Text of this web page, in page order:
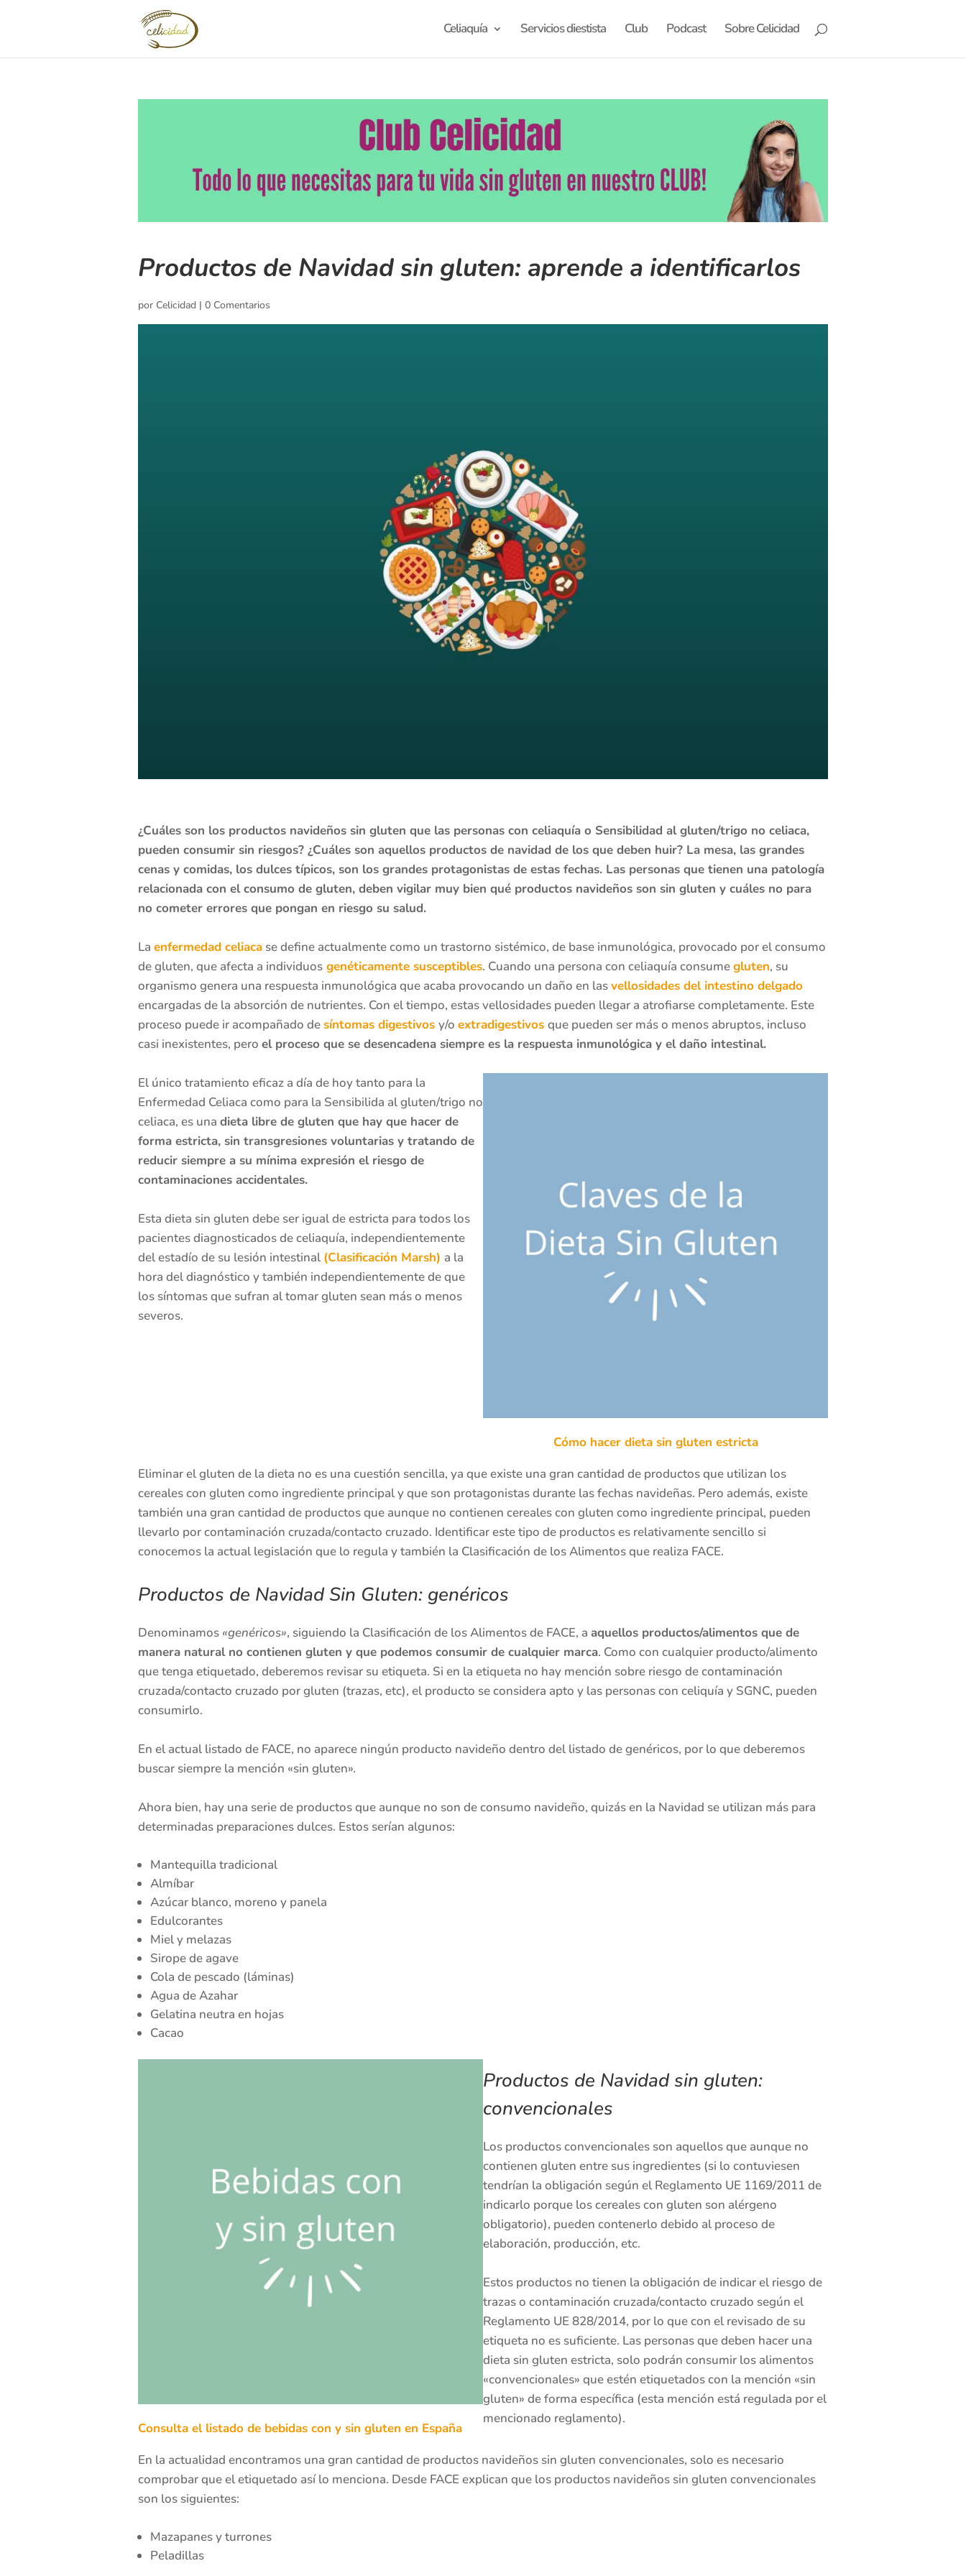
Celiaquía Servicios diestista Club Podcast Sobre Celicidad
Productos de Navidad sin gluten: aprende a identificarlos
por Celicidad | 0 Comentarios
¿Cuáles son los productos navideños sin gluten que las personas con celiaquía o Sensibilidad al gluten/trigo no celiaca,
pueden consumir sin riesgos? ¿Cuáles son aquellos productos de navidad de los que deben huir? La mesa, las grandes
cenas y comidas, los dulces típicos, son los grandes protagonistas de estas fechas. Las personas que tienen una patología
relacionada con el consumo de gluten, deben vigilar muy bien qué productos navideños son sin gluten y cuáles no para
no cometer errores que pongan en riesgo su salud.
La enfermedad celiaca se define actualmente como un trastorno sistémico, de base inmunológica, provocado por el consumo
de gluten, que afecta a individuos genéticamente susceptibles. Cuando una persona con celiaquía consumegluten, su
organismo genera una respuesta inmunológica que acaba provocando un daño en lasvellosidades del intestino delgado
encargadas de la absorción de nutrientes. Con el tiempo, estas vellosidades pueden llegar a atrofiarse completamente. Este
proceso puede ir acompañado desíntomas digestivos y/o extradigestivos que pueden ser más o menos abruptos, incluso
casi inexistentes, pero el proceso que se desencadena siempre es la respuesta inmunológica y el daño intestinal.
El único tratamiento eficaz a día de hoy tanto para la
Enfermedad Celiaca como para la Sensibilida al gluten/trigo no
celiaca, es una dieta libre de gluten que hay que hacer de
forma estricta, sin transgresiones voluntarias y tratando de
reducir siempre a su mínima expresión el riesgo de
contaminaciones accidentales.
Esta dieta sin gluten debe ser igual de estricta para todos los
pacientes diagnosticados de celiaquía, independientemente
del estadío de su lesión intestinal (Clasificación Marsh) a la
hora del diagnóstico y también independientemente de que
los síntomas que sufran al tomar gluten sean más o menos
severos.
Cómo hacer dieta sin gluten estricta
Eliminar el gluten de la dieta no es una cuestión sencilla, ya que existe una gran cantidad de productos que utilizan los
cereales con gluten como ingrediente principal y que son protagonistas durante las fechas navideñas. Pero además, existe
también una gran cantidad de productos que aunque no contienen cereales con gluten como ingrediente principal, pueden
llevarlo por contaminación cruzada/contacto cruzado. Identificar este tipo de productos es relativamente sencillo si
conocemos la actual legislación que lo regula y también la Clasificación de los Alimentos que realiza FACE.
Productos de Navidad Sin Gluten: genéricos
Denominamos «genéricos», siguiendo la Clasificación de los Alimentos de FACE, a aquellos productos/alimentos que de
manera natural no contienen gluten y que podemos consumir de cualquier marca. Como con cualquier producto/alimento
que tenga etiquetado, deberemos revisar su etiqueta. Si en la etiqueta no hay mención sobre riesgo de contaminación
cruzada/contacto cruzado por gluten (trazas, etc), el producto se considera apto y las personas con celiquía y SGNC, pueden
consumirlo.
En el actual listado de FACE, no aparece ningún producto navideño dentro del listado de genéricos, por lo que deberemos
buscar siempre la mención «sin gluten».
Ahora bien, hay una serie de productos que aunque no son de consumo navideño, quizás en la Navidad se utilizan más para
determinadas preparaciones dulces. Estos serían algunos:
Mantequilla tradicional
Almíbar
Azúcar blanco, moreno y panela
Edulcorantes
Miel y melazas
Sirope de agave
Cola de pescado (láminas)
Agua de Azahar
Gelatina neutra en hojas
Cacao
Consulta el listado de bebidas con y sin gluten en España
Productos de Navidad sin gluten:
convencionales
Los productos convencionales son aquellos que aunque no
contienen gluten entre sus ingredientes (si lo contuviesen
tendrían la obligación según el Reglamento UE 1169/2011 de
indicarlo porque los cereales con gluten son alérgeno
obligatorio), pueden contenerlo debido al proceso de
elaboración, producción, etc.
Estos productos no tienen la obligación de indicar el riesgo de
trazas o contaminación cruzada/contacto cruzado según el
Reglamento UE 828/2014, por lo que con el revisado de su
etiqueta no es suficiente. Las personas que deben hacer una
dieta sin gluten estricta, solo podrán consumir los alimentos
«convencionales» que estén etiquetados con la mención «sin
gluten» de forma específica (esta mención está regulada por el
mencionado reglamento).
En la actualidad encontramos una gran cantidad de productos navideños sin gluten convencionales, solo es necesario
comprobar que el etiquetado así lo menciona. Desde FACE explican que los productos navideños sin gluten convencionales
son los siguientes:
Mazapanes y turrones
Peladillas